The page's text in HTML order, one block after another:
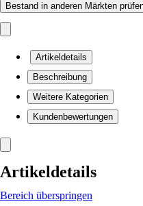
Bestand in anderen Märkten
Artikeldetails
Beschreibung
Weitere Kategorien
Kundenbewertungen
Artikeldetails
Bereich überspringen